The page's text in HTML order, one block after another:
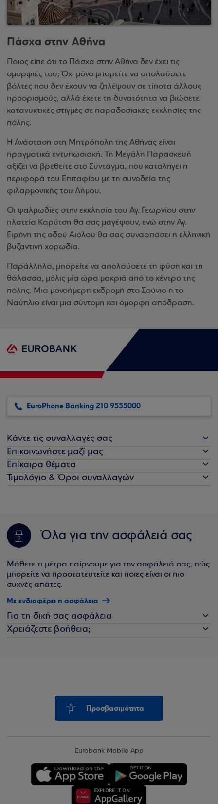
Πάσχα στην Αθήνα
Ποιος είπε ότι το Πάσχα στην Αθήνα δεν έχει τις
ομορφιές του; Όχι μόνο μπορείτε να απολαύσετε
βόλτες που δεν έχουν να ζηλέψουν σε τίποτα άλλους
προορισμούς, αλλά έχετε τη δυνατότητα να βιώσετε
κατανυκτικές στιγμές σε παραδοσιακές εκκλησίες της
πόλης.
Η Ανάσταση στη Μητρόπολη της Αθήνας είναι
πραγματικά εντυπωσιακή. Τη Μεγάλη Παρασκευή
αξίζει να βρεθείτε στο Σύνταγμα, που καταλήγει η
περιφορά του Επιταφίου με τη συνοδεία της
φιλαρμονικής του Δήμου.
Οι ψαλμωδίες στην εκκλησία του Αγ. Γεωργίου στην
πλατεία Καρύτση θα σας μαγέψουν, ενώ στην Αγ.
Ειρήνη της οδού Αιόλου θα σας συναρπάσει η ελληνική
βυζαντινή χορωδία.
Παράλληλα, μπορείτε να απολαύσετε τη φύση και τη
θάλασσα, μόλις μία ώρα μακριά από το κέντρο της
πόλης. Μια μονοήμερη εκδρομή στο Σούνιο ή το
Ναύπλιο είναι μια σύντομη και όμορφη απόδραση.
EuroPhone Banking 210 9555000
Κάντε τις συναλλαγές σας
Επικοινωνήστε μαζί μας
Επίκαιρα θέματα
Τιμολόγιο & Όροι συναλλαγών
Όλα για την ασφάλειά σας
Μάθετε τι μέτρα παίρνουμε για την ασφάλειά σας, πώς
μπορείτε να προστατευτείτε και ποιες είναι οι πιο
συχνές απάτες.
Με ενδιαφέρει η ασφάλεια
Για τη δική σας ασφάλεια
Χρειάζεστε βοήθεια;
Προσβασιμότητα
Eurobank Mobile App